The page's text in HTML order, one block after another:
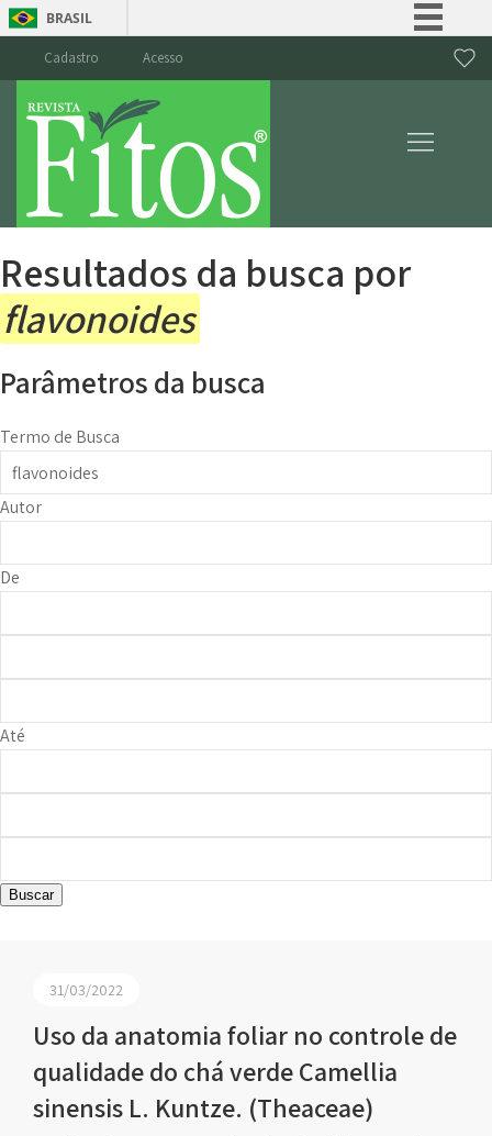
BRASIL
Canais
Cadastro Acesso
Resultados da busca por
flavonoides
Parâmetros da busca
Termo de Busca
Autor
De
Até
Buscar
31/03/2022
Uso da anatomia foliar no controle de
qualidade do chá verde Camellia
sinensis L. Kuntze. (Theaceae)